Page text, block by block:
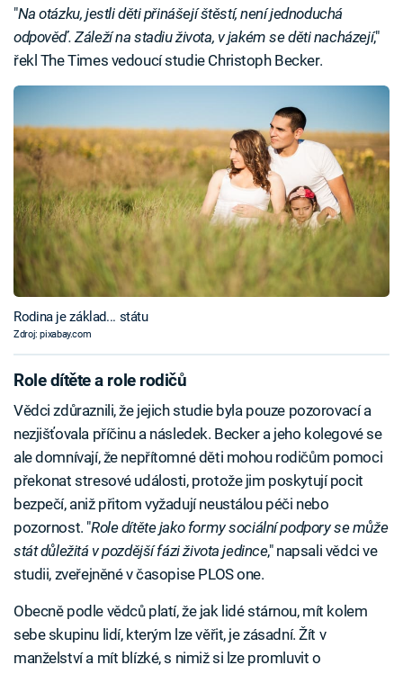
"Na otázku, jestli děti přinášejí štěstí, není jednoduchá
odpověď. Záleží na stadiu života, v jakém se děti nacházejí,"
řekl The Times vedoucí studie Christoph Becker.
Rodina je základ... státu
Zdroj: pixabay.com
Role dítěte a role rodičů
Vědci zdůraznili, že jejich studie byla pouze pozorovací a
nezjišťovala příčinu a následek. Becker a jeho kolegové se
ale domnívají, že nepřítomné děti mohou rodičům pomoci
překonat stresové události, protože jim poskytují pocit
bezpečí, aniž přitom vyžadují neustálou péči nebo
pozornost. "Role dítěte jako formy sociální podpory se může
stát důležitá v pozdější fázi života jedince," napsali vědci ve
studii, zveřejněné v časopise PLOS one.
Obecně podle vědců platí, že jak lidé stárnou, mít kolem
sebe skupinu lidí, kterým lze věřit, je zásadní. Žít v
manželství a mít blízké, s nimiž si lze promluvit o